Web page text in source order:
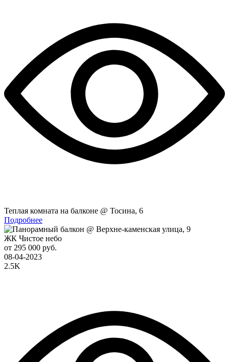
Теплая комната на балконе @ Тосина, 6
Подробнее
ЖК Чистое небо
от 295 000 руб.
08-04-2023
2.5K